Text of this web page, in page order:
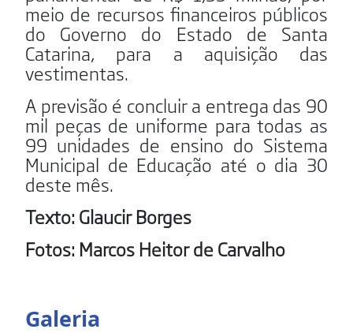
meio de recursos financeiros públicos
do Governo do Estado de Santa
Catarina, para a aquisição das
vestimentas.
A previsão é concluir a entrega das 90
mil peças de uniforme para todas as
99 unidades de ensino do Sistema
Municipal de Educação até o dia 30
deste mês.
Texto: Glaucir Borges
Fotos: Marcos Heitor de Carvalho
Galeria